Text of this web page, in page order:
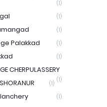
(1)
(1)
(1)
Palakkad (1)
(1)
CHERPULASSERY
(1)
(1)
(1)